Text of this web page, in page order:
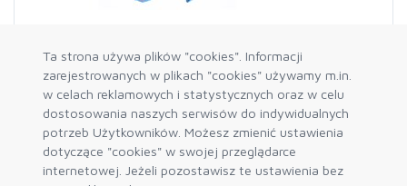
Ta strona używa plików "cookies". Informacji
zarejestrowanych w plikach "cookies" używamy m.in.
w celach reklamowych i statystycznych oraz w celu
dostosowania naszych serwisów do indywidualnych
potrzeb Użytkowników. Możesz zmienić ustawienia
dotyczące "cookies" w swojej przeglądarce
internetowej. Jeżeli pozostawisz te ustawienia bez
EDELWEISS
Uprząż dziecięca Spider Junior 2
159,99 zł 127,99 zł